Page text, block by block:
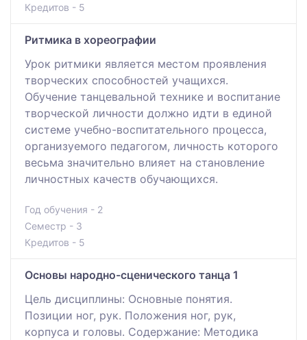
Кредитов - 5
Ритмика в хореографии
Урок ритмики является местом проявления
творческих способностей учащихся.
Обучение танцевальной технике и воспитание
творческой личности должно идти в единой
системе учебно-воспитательного процесса,
организуемого педагогом, личность которого
весьма значительно влияет на становление
личностных качеств обучающихся.
Год обучения - 2
Семестр - 3
Кредитов - 5
Основы народно-сценического танца 1
Цель дисциплины: Основные понятия.
Позиции ног, рук. Положения ног, рук,
корпуса и головы. Содержание: Методика